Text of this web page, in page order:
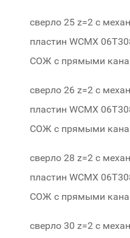
сверло 25 z=2 с
пластин WCMX
СОЖ c прямыми
сверло 26 z=2 с
пластин WCMX
СОЖ c прямыми
сверло 28 z=2 с
пластин WCMX
СОЖ c прямыми
сверло 30 z=2 с